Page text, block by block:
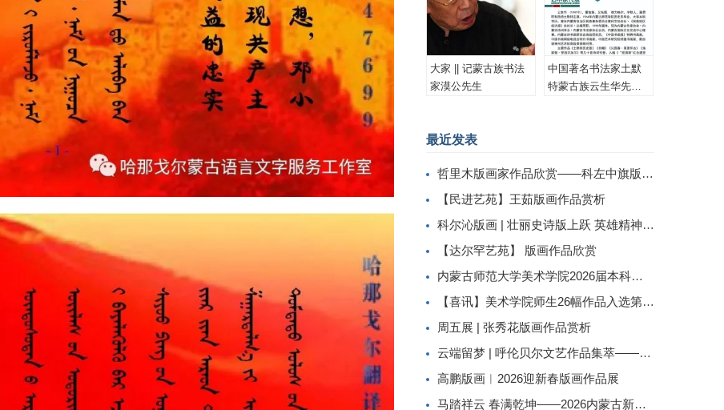
大家 || 记蒙古族书法
家漠公先生
中国著名书法家土默
特蒙古族云生华先生
最近发表
哲里木版画家作品欣赏——科左中旗版画家李忠斌作品赏析
【民进艺苑】王茹版画作品赏析
科尔沁版画 | 壮丽史诗版上跃 英雄精神画中传
【达尔罕艺苑】 版画作品欣赏
内蒙古师范大学美术学院2026届本科生毕业作品展美术学专业（版画方向）
【喜讯】美术学院师生26幅作品入选第二届内蒙古自治区小版画暨藏书票展
周五展 | 张秀花版画作品赏析
云端留梦 | 呼伦贝尔文艺作品集萃——姜识民版画选登
高鹏版画︱2026迎新春版画作品展
马踏祥云 春满乾坤——2026内蒙古新春民间工艺美术线上展（三）